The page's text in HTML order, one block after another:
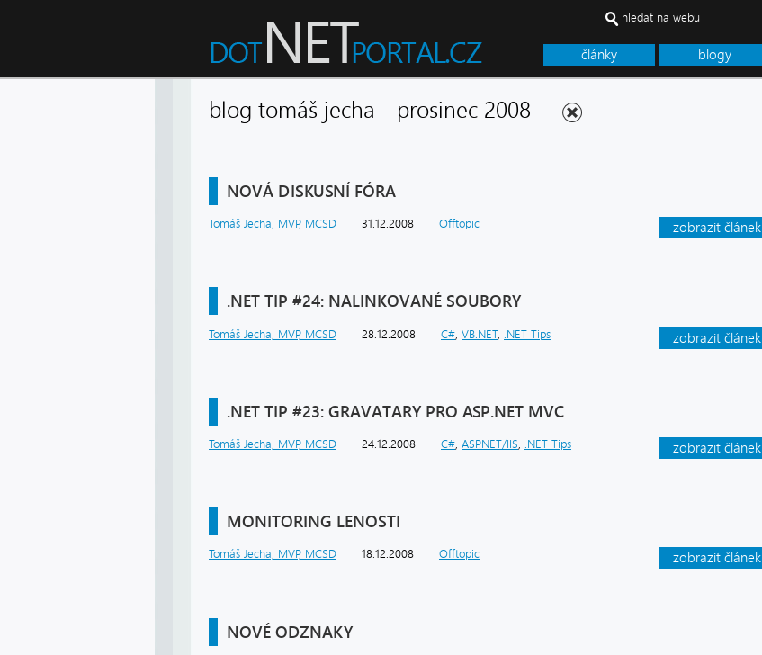
články blogy
hledat na webu
blog tomáš jecha - prosinec 2008
NOVÁ DISKUSNÍ FÓRA
zobrazit článek
Tomáš Jecha, MVP, MCSD 31.12.2008 Offtopic
.NET TIP #24: NALINKOVANÉ SOUBORY
zobrazit článek
Tomáš Jecha, MVP, MCSD 28.12.2008 C# VB.NET, .NET Tips
.NET TIP #23: GRAVATARY PRO ASP.NET MVC
zobrazit článek
Tomáš Jecha, MVP, MCSD 24.12.2008 C# ASP.NET/IIS .NET Tips
MONITORING LENOSTI
zobrazit článek
Tomáš Jecha, MVP, MCSD 18.12.2008 Offtopic
NOVÉ ODZNAKY